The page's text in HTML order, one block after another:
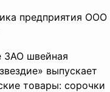
предприятия ООО
ЗАО швейная
выпускает
товары: сорочки